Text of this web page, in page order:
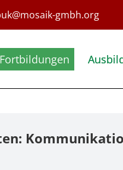
Fortbildungen